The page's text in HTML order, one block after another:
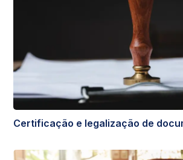
Certificação e legalização de